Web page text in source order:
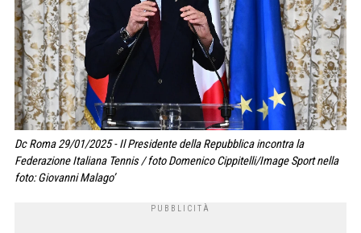
Dc Roma 29/01/2025 - Il Presidente della Repubblica incontra la
Federazione Italiana Tennis / foto Domenico Cippitelli/Image Sport nella
foto: Giovanni Malago’